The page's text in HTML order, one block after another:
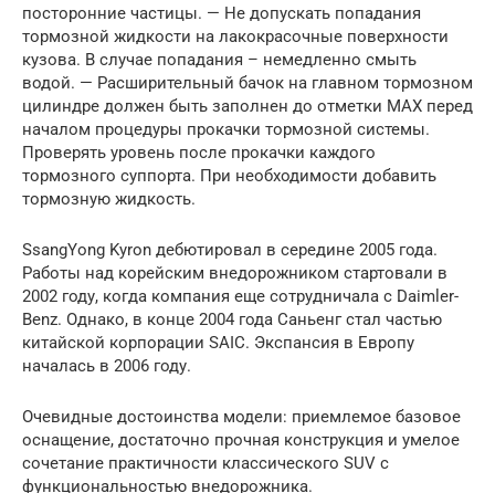
посторонние частицы. — Не допускать попадания
тормозной жидкости на лакокрасочные поверхности
кузова. В случае попадания – немедленно смыть
водой. — Расширительный бачок на главном тормозном
цилиндре должен быть заполнен до отметки МАХ перед
началом процедуры прокачки тормозной системы.
Проверять уровень после прокачки каждого
тормозного суппорта. При необходимости добавить
тормозную жидкость.
SsangYong Kyron дебютировал в середине 2005 года.
Работы над корейским внедорожником стартовали в
2002 году, когда компания еще сотрудничала с Daimler-
Benz. Однако, в конце 2004 года Саньенг стал частью
китайской корпорации SAIC. Экспансия в Европу
началась в 2006 году.
Очевидные достоинства модели: приемлемое базовое
оснащение, достаточно прочная конструкция и умелое
сочетание практичности классического SUV с
функциональностью внедорожника.